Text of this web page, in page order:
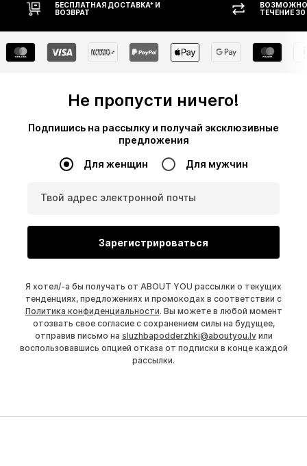
БЕСПЛАТНАЯ ДОСТАВКА* И
ВОЗВРАТ
ТЕЧЕНИЕ
Не пропусти ничего!
Подпишись на рассылку и получай эксклюзивные
предложения
Для женщин Для мужчин
Твой адрес электронной почты
Зарегистрироваться
Я хотел/-а бы получать от ABOUT YOU рассылки о текущих
тенденциях, предложениях и промокодах в соответствии с
Политика конфиденциальности. Вы можете в любой момент
отозвать свое согласие с сохранением силы на будущее,
отправив письмо на sluzhbapodderzhki@aboutyou.lvили
воспользовавшись опцией отказа от подписки в конце каждой
рассылки.